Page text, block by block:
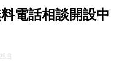
料電話相談開設
日